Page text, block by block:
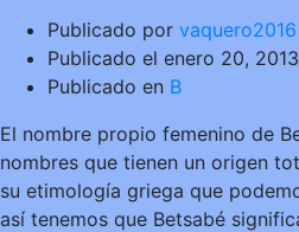
Publicado por vaquero2016
Publicado el enero 20, 2013
Publicado en B
El nombre propio femenino de
nombres que tienen un origen
su etimología griega que
así tenemos que Betsabé